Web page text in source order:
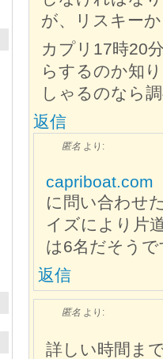
が、リスキー
カプリ17時20
らするのか知
しゃるのなら
返信
匿名 より:
capriboat.com
に問い合わせ
イズにより片
は6名だそうで
返信
匿名 より:
詳しい時間ま